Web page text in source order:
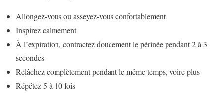
Allongez-vous ou asseyez-vous confortablement
Inspirez calmement
À l’expiration, contractez doucement le périnée pendant 2 à 3
secondes
Relâchez complètement pendant le même temps, voire plus
Répétez 5 à 10 fois